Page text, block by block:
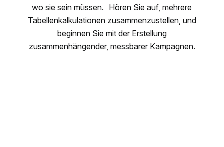
wo sie sein müssen. Hören Sie auf, mehrere
Tabellenkalkulationen zusammenzustellen, und
beginnen Sie mit der Erstellung
zusammenhängender, messbarer Kampagnen.